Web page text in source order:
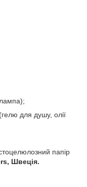
для душу, олії
папір
Швеція.